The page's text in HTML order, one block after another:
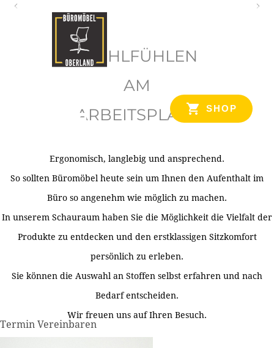
SHOP
WOHLFÜHLEN
AM
ARBEITSPLATZ
Ergonomisch, langlebig und ansprechend.
So sollten Büromöbel heute sein um Ihnen den Aufenthalt im
Büro so angenehm wie möglich zu machen.
In unserem Schauraum haben Sie die Möglichkeit die Vielfalt der
Produkte zu entdecken und den erstklassigen Sitzkomfort
persönlich zu erleben.
Sie können die Auswahl an Stoffen selbst erfahren und nach
Bedarf entscheiden.
Wir freuen uns auf Ihren Besuch.
Termin Vereinbaren